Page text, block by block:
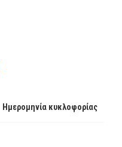
Ημερομηνία κυκλοφορίας